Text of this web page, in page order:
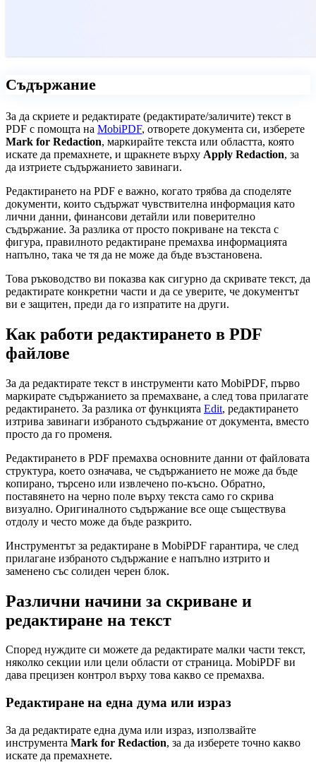
Съдържание
За да скриете и редактирате (редактирате/заличите) текст в
PDF с помощта на MobiPDF, отворете документа си, изберете
Mark for Redaction, маркирайте текста или областта, която
искате да премахнете, и щракнете върху Apply Redaction, за
да изтриете съдържанието завинаги.
Редактирането на PDF е важно, когато трябва да споделяте
документи, които съдържат чувствителна информация като
лични данни, финансови детайли или поверително
съдържание. За разлика от просто покриване на текста с
фигура, правилното редактиране премахва информацията
напълно, така че тя да не може да бъде възстановена.
Това ръководство ви показва как сигурно да скривате текст, да
редактирате конкретни части и да се уверите, че документът
ви е защитен, преди да го изпратите на други.
Как работи редактирането в PDF
файлове
За да редактирате текст в инструменти като MobiPDF, първо
маркирате съдържанието за премахване, а след това прилагате
редактирането. За разлика от функцията Edit, редактирането
изтрива завинаги избраното съдържание от документа, вместо
просто да го променя.
Редактирането в PDF премахва основните данни от файловата
структура, което означава, че съдържанието не може да бъде
копирано, търсено или извлечено по-късно. Обратно,
поставянето на черно поле върху текста само го скрива
визуално. Оригиналното съдържание все още съществува
отдолу и често може да бъде разкрито.
Инструментът за редактиране в MobiPDF гарантира, че след
прилагане избраното съдържание е напълно изтрито и
заменено със солиден черен блок.
Различни начини за скриване и
редактиране на текст
Според нуждите си можете да редактирате малки части текст,
няколко секции или цели области от страница. MobiPDF ви
дава прецизен контрол върху това какво се премахва.
Редактиране на една дума или израз
За да редактирате една дума или израз, използвайте
инструмента Mark for Redaction, за да изберете точно какво
искате да премахнете.